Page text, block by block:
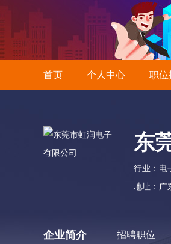
首页 个人中心 职位
东
行业：电
地址：广
企业简介 招聘职位